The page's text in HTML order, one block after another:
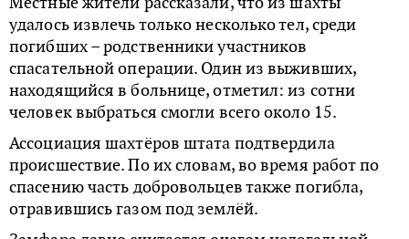
удалось извлечь только несколько тел, среди
погибших – родственники участников
спасательной операции. Один из выживших,
находящийся в больнице, отметил: из сотни
человек выбраться смогли всего около 15.
Ассоциация шахтёров штата подтвердила
происшествие. По их словам, во время работ по
спасению часть добровольцев также погибла,
отравившись газом под землёй.